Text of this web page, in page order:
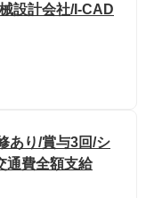
設計会社/I-CAD
あり/賞与3回/シ
通費全額支給